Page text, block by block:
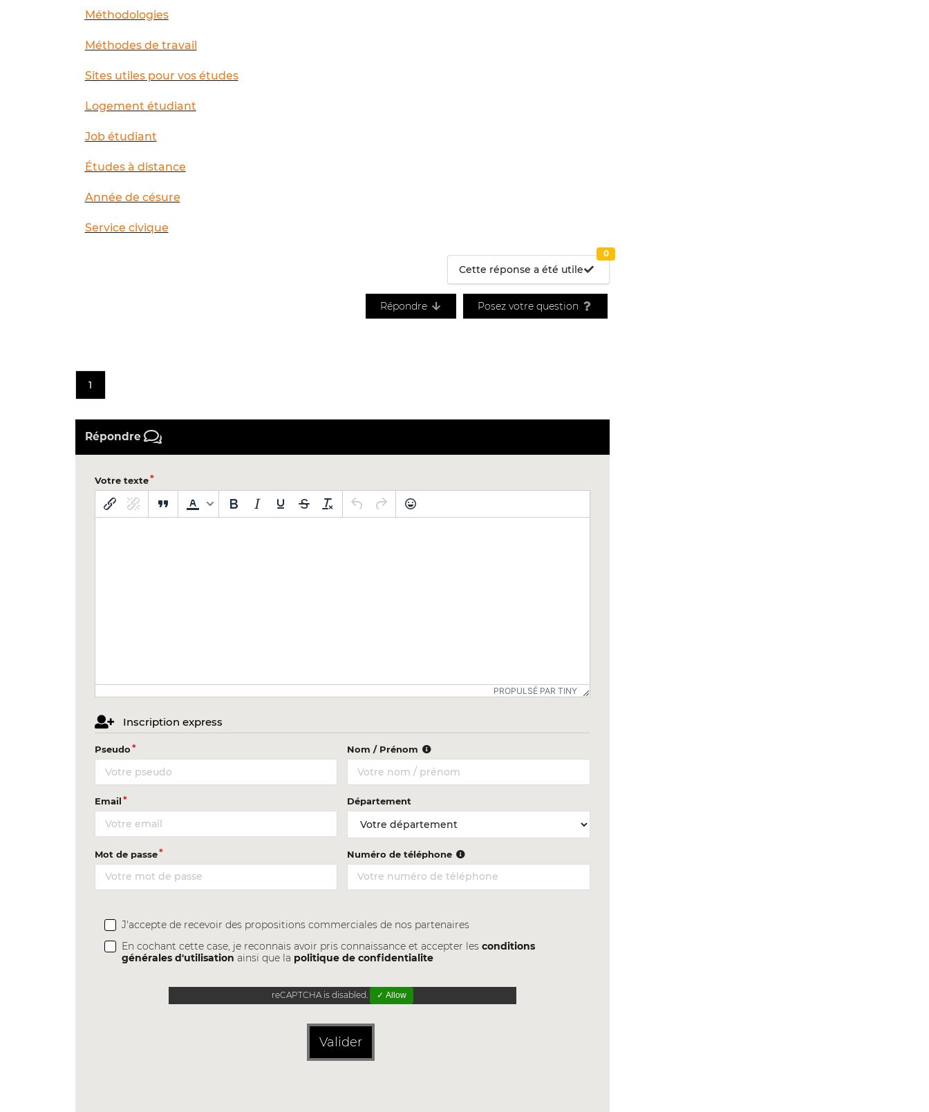
Méthodologies
Méthodes de travail
Sites utiles pour vos études
Logement étudiant
Job étudiant
Études à distance
Année de césure
Service civique
Cette réponse a été utile
0
Répondre Posez votre question
1
Répondre
Votre texte
PROPULSÉ PAR TINY
Inscription express
Pseudo Nom / Prénom
Email Département
Mot de passe Numéro de téléphone
J'accepte de recevoir des propositions commerciales de nos partenaires
En cochant cette case, je reconnais avoir pris connaissance et accepter lesconditions
générales d'utilisation ainsi que la politique de confidentialite
reCAPTCHA is disabled. ✓ Allow
Valider